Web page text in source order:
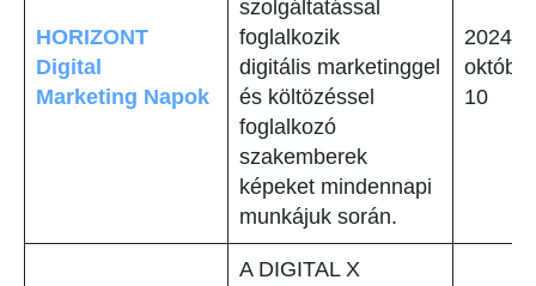
HORIZONT
Digital
Marketing Napok
szolgáltatással
foglalkozik
digitális marketinggel
és költözéssel
foglalkozó
szakemberek
képeket mindennapi
munkájuk során.
2024.
10
A DIGITAL X